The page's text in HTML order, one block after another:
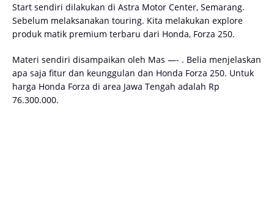
Start sendiri dilakukan di Astra Motor Center, Semarang.
Sebelum melaksanakan touring. Kita melakukan explore
produk matik premium terbaru dari Honda, Forza 250.
Materi sendiri disampaikan oleh Mas —- . Belia menjelaskan
apa saja fitur dan keunggulan dan Honda Forza 250. Untuk
harga Honda Forza di area Jawa Tengah adalah Rp
76.300.000.